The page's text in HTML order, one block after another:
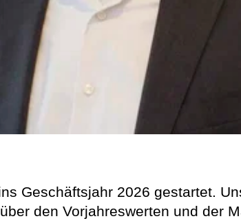
Geschäftsjahr 2026 gestartet.
den Vorjahreswerten und der